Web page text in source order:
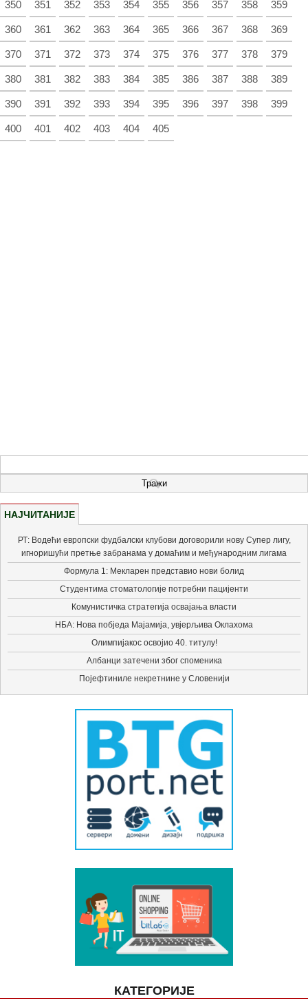
350 351 352 353 354 355 356 357 358 359
360 361 362 363 364 365 366 367 368 369
370 371 372 373 374 375 376 377 378 379
380 381 382 383 384 385 386 387 388 389
390 391 392 393 394 395 396 397 398 399
400 401 402 403 404 405
НАЈЧИТАНИЈЕ
РТ: Водећи европски фудбалски клубови договорили нову Супер лигу,
игноришући претње забранама у домаћим и међународним лигама
Формула 1: Мекларен представио нови болид
Студентима стоматологије потребни пацијенти
Комунистичка стратегија освајања власти
НБА: Нова побједа Мајамија, увјерљива Оклахома
Олимпијакос освојио 40. титулу!
Албанци затечени због споменика
Појефтиниле некретнине у Словенији
КАТЕГОРИЈЕ